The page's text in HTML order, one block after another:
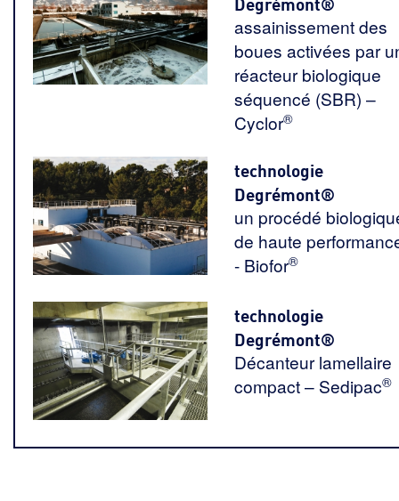
assainissement des
boues activées par
réacteur biologique
séquencé (SBR) –
Cyclor®
technologie
Degrémont®
un procédé
de haute
- Biofor®
technologie
Degrémont®
Décanteur lamellaire
compact – Sedipac®